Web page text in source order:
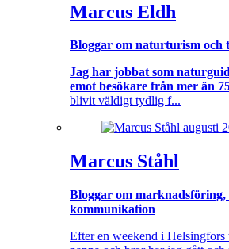
Marcus Eldh
Bloggar om naturturism och
Jag har jobbat som
emot besökare från mer än
blivit väldigt tydlig f...
Marcus Ståhl
Bloggar om marknadsföring,
kommunikation
Efter en weekend i Helsingfors